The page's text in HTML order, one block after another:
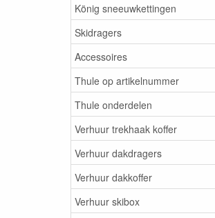
König sneeuwkettingen
Skidragers
Accessoires
Thule op artikelnummer
Thule onderdelen
Verhuur trekhaak koffer
Verhuur dakdragers
Verhuur dakkoffer
Verhuur skibox